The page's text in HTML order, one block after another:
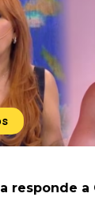
responde a